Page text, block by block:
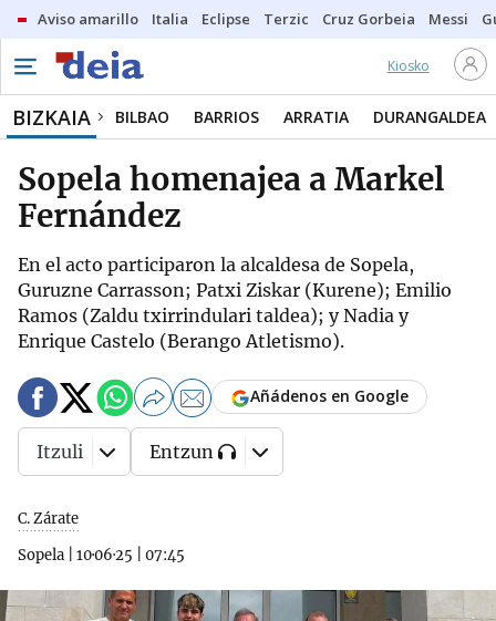
Aviso amarillo Italia Eclipse Terzic Cruz Gorbeia Messi
Kiosko
BIZKAIA BILBAO BARRIOS ARRATIA DURANGALDEA
Sopela homenajea a Markel
Fernández
En el acto participaron la alcaldesa de Sopela,
Guruzne Carrasson; Patxi Ziskar (Kurene); Emilio
Ramos (Zaldu txirrindulari taldea); y Nadia y
Enrique Castelo (Berango Atletismo).
C. Zárate
Sopela
10·06·25 07:45
Añádenos en Google
Itzuli Entzun